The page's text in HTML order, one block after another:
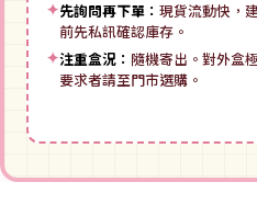
✦先詢問再下單： 現貨流動快，
前先私訊確認庫存。
✦注重盒況： 隨機寄出。對外盒
要求者請至門市選購。